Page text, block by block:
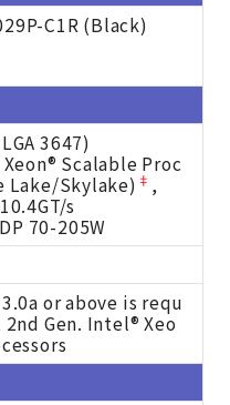
C1R (Black)
3647)
Scalable Proc
Lake/Skylake) ‡ ,
s
70-205W
or above is requ
Gen. Intel® Xeo